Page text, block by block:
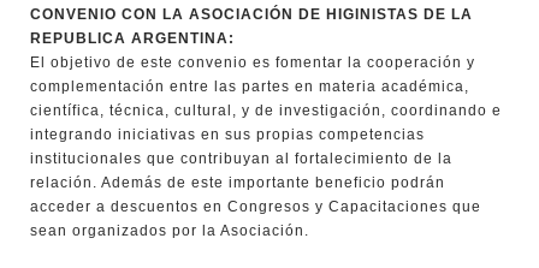
CONVENIO CON LA ASOCIACIÓN DE HIGINISTAS DE LA
REPUBLICA ARGENTINA:
El objetivo de este convenio es fomentar la cooperación y
complementación entre las partes en materia académica,
científica, técnica, cultural, y de investigación, coordinando e
integrando iniciativas en sus propias competencias
institucionales que contribuyan al fortalecimiento de la
relación. Además de este importante beneficio podrán
acceder a descuentos en Congresos y Capacitaciones que
sean organizados por la Asociación.